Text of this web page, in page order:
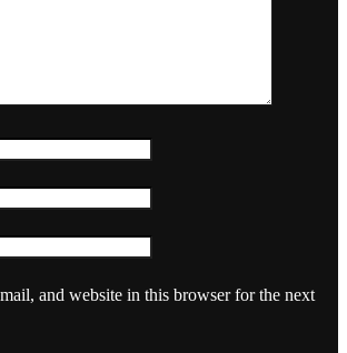
and website in this browser for the next